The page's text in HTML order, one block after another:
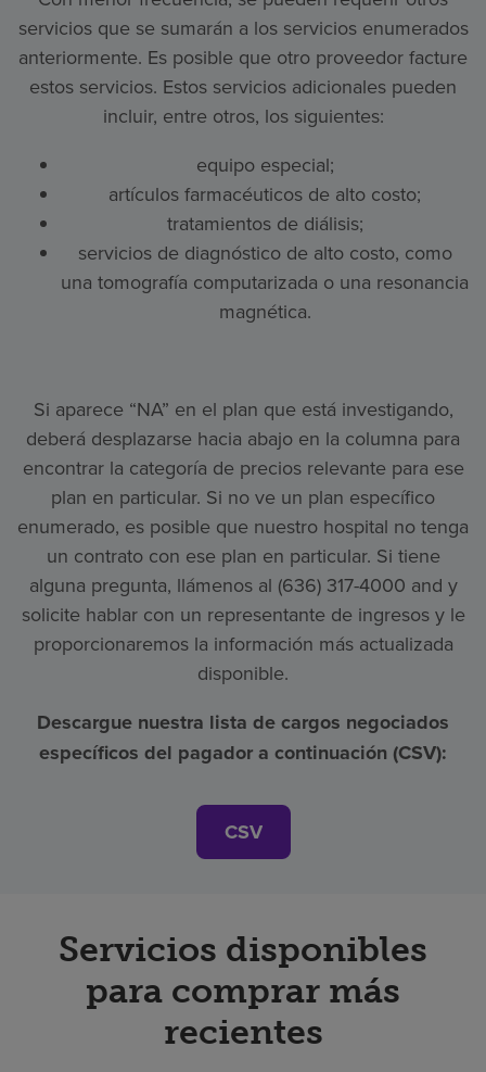
servicios que se sumarán a los servicios enumerados
anteriormente. Es posible que otro proveedor facture
estos servicios. Estos servicios adicionales pueden
incluir, entre otros, los siguientes:
equipo especial;
artículos farmacéuticos de alto costo;
tratamientos de diálisis;
servicios de diagnóstico de alto costo, como
una tomografía computarizada o una resonancia
magnética.
Si aparece “NA” en el plan que está investigando,
deberá desplazarse hacia abajo en la columna para
encontrar la categoría de precios relevante para ese
plan en particular. Si no ve un plan específico
enumerado, es posible que nuestro hospital no tenga
un contrato con ese plan en particular. Si tiene
alguna pregunta, llámenos al (636) 317-4000 and y
solicite hablar con un representante de ingresos y le
proporcionaremos la información más actualizada
disponible.
Descargue nuestra lista de cargos negociados
específicos del pagador a continuación (CSV):
CSV
Servicios disponibles
para comprar más
recientes